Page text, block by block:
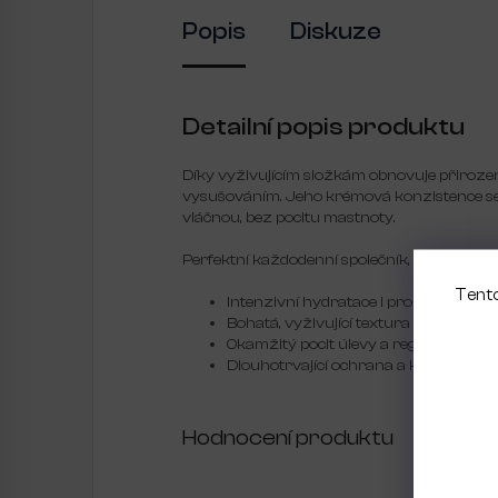
Popis Diskuze
Detailní popis produktu
Díky vyživujícím složkám obnovuje
vysušováním. Jeho krémová konzistence
vláčnou, bez pocitu mastnoty.
Perfektní každodenní společník, když vaše
Intenzivní hydratace i pro velmi
Bohatá, vyživující textura
Okamžitý pocit úlevy a regenerace
Dlouhotrvající ochrana a komfort
Hodnocení produktu